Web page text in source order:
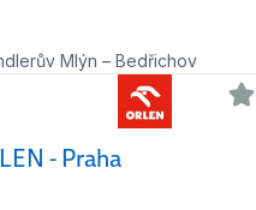
Mlýn – Bedřichov
- Praha